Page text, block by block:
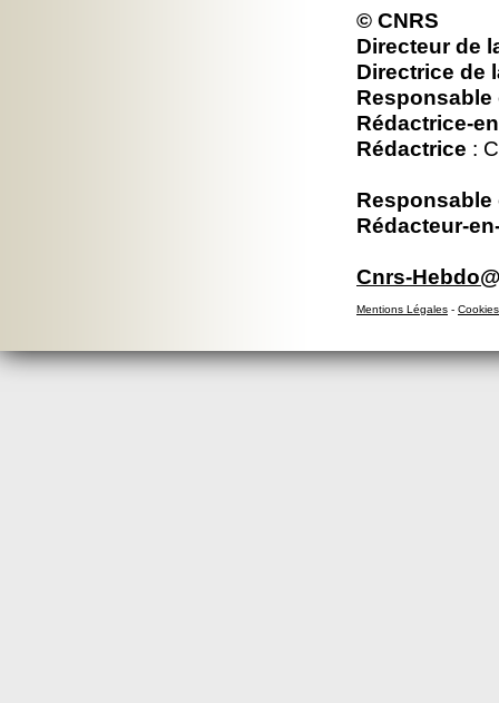
© CNRS
Directeur de
Directrice de
Rédactrice-
Rédactrice :
Rédacteur-
Cnrs-
Mentions Légales - Cookies